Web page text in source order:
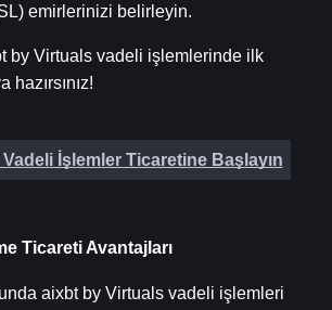
emirlerinizi belirleyin.
by Virtuals vadeli işlemlerinde ilk
İşlemler Ticaretine Başlayın
Ticareti Avantajları
aixbt by Virtuals vadeli işlemleri